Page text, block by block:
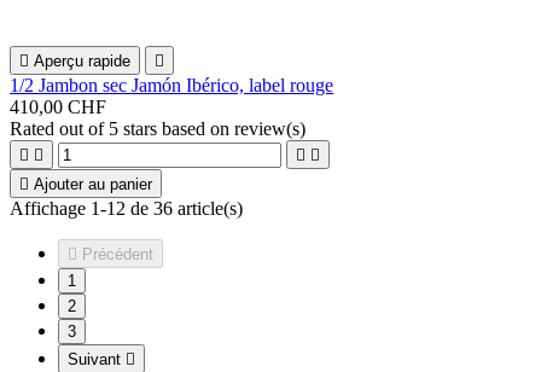
 Aperçu rapide 
1/2 Jambon sec Jamón Ibérico, label rouge
410,00 CHF
Rated out of 5 stars based on review(s)
   
 Ajouter au panier
Affichage 1-12 de 36 article(s)
 Précédent
1
2
3
Suivant 